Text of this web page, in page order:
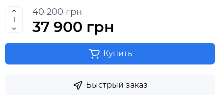
40 200 грн
37 900 грн
Купить
Быстрый заказ